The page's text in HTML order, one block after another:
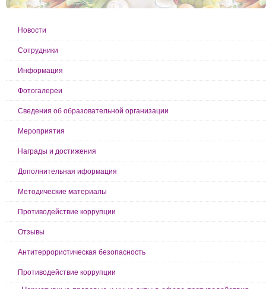
Новости
Сотрудники
Информация
Фотогалереи
Сведения об образовательной организации
Мероприятия
Награды и достижения
Дополнительная иформация
Методические материалы
Противодействие коррупции
Отзывы
Антитеррористическая безопасность
Противодействие коррупции